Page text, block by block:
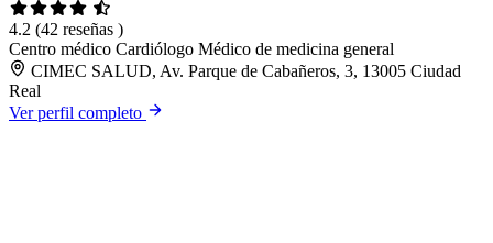
4.2 (42 reseñas )
Centro médico Cardiólogo Médico de medicina general
CIMEC SALUD, Av. Parque de Cabañeros, 3, 13005 Ciudad
Real
Ver perfil completo